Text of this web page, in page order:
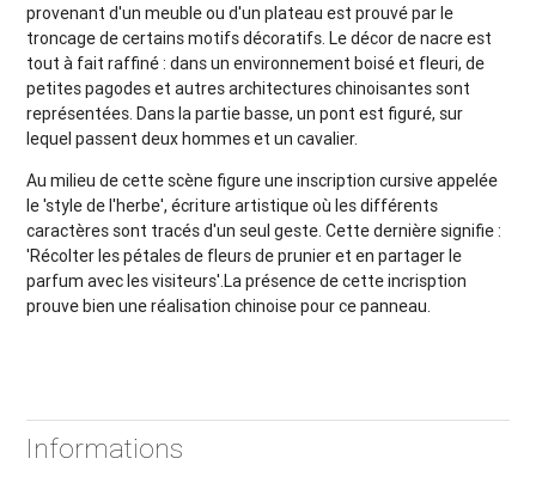
provenant d'un meuble ou d'un plateau est prouvé par le
troncage de certains motifs décoratifs. Le décor de nacre est
tout à fait raffiné : dans un environnement boisé et fleuri, de
petites pagodes et autres architectures chinoisantes sont
représentées. Dans la partie basse, un pont est figuré, sur
lequel passent deux hommes et un cavalier.
Au milieu de cette scène figure une inscription cursive appelée
le 'style de l'herbe', écriture artistique où les différents
caractères sont tracés d'un seul geste. Cette dernière signifie :
'Récolter les pétales de fleurs de prunier et en partager le
parfum avec les visiteurs'.La présence de cette incrisption
prouve bien une réalisation chinoise pour ce panneau.
Informations